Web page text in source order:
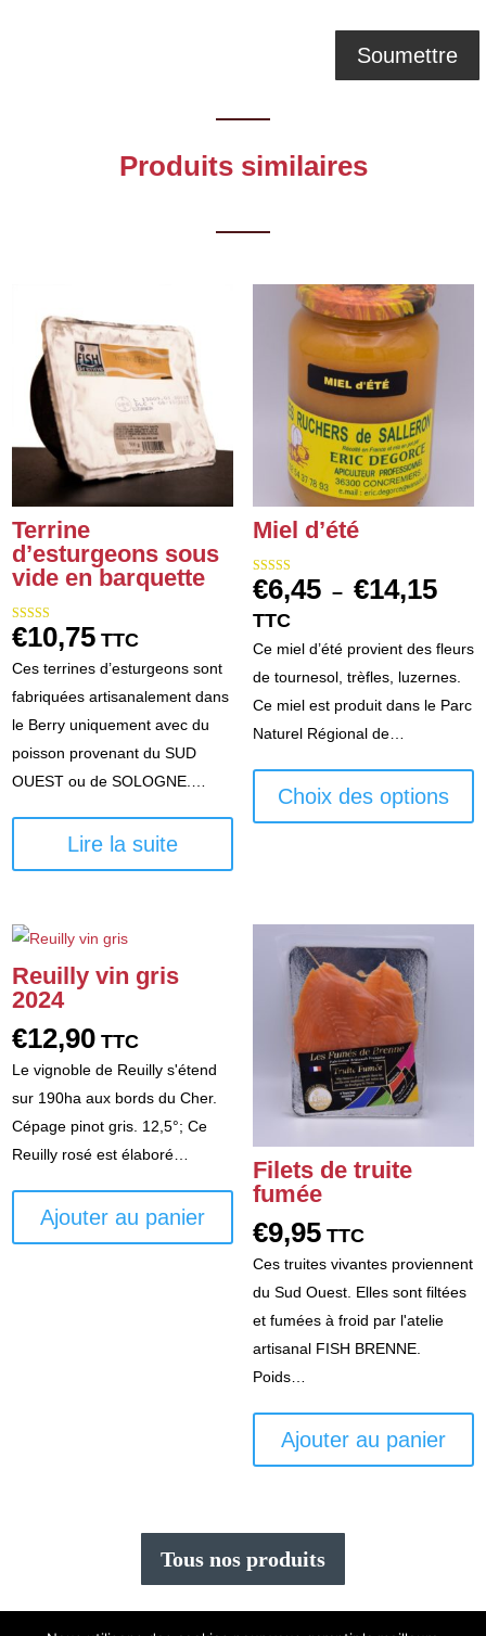
Produits similaires
Terrine
d’esturgeons sous
vide en barquette
Note
5.00
€10,75 TTC
Ces terrines d’esturgeons sont
fabriquées artisanalement dans
le Berry uniquement avec du
poisson provenant du SUD
OUEST ou de SOLOGNE.…
Lire la suite
Miel d’été
Note
5.00
€6,45 – €14,15
prix :
€6,45
à
TTC
Ce miel d’été provient des fleurs
de tournesol, trèfles, luzernes.
Ce miel est produit dans le Parc
Naturel Régional de…
Choix des options
a
Reuilly vin gris
2024
€12,90 TTC
Le vignoble de Reuilly s'étend
sur 190ha aux bords du Cher.
Cépage pinot gris. 12,5°; Ce
Reuilly rosé est élaboré…
Ajouter au panier
Filets de truite
fumée
€9,95 TTC
Ces truites vivantes proviennent
du Sud Ouest. Elles sont filtées
et fumées à froid par l'atelie
artisanal FISH BRENNE.
Poids…
Ajouter au panier
Tous nos produits